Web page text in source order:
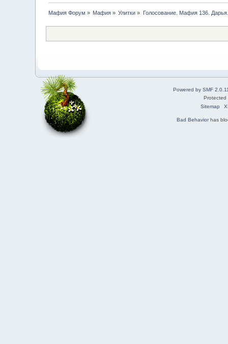
Мафия Форум » Мафия » Улитки » Голосование. Мафия 136. Дарья.
Powered by SMF
Sitemap
Bad Behaviorhas